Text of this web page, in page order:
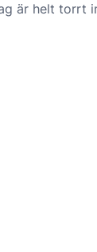
är helt torrt